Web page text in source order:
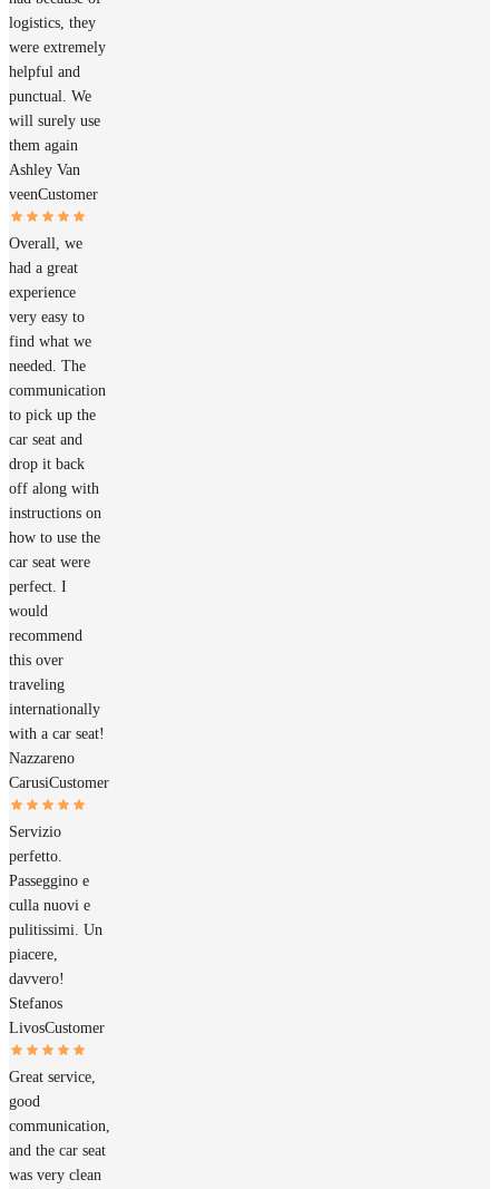
logistics, they
were extremely
helpful and
punctual. We
will surely use
them again
Ashley Van
veenCustomer
Overall, we
had a great
experience
very easy to
find what we
needed. The
communication
to pick up the
car seat and
drop it back
off along with
instructions on
how to use the
car seat were
perfect. I
would
recommend
this over
traveling
internationally
with a car seat!
Nazzareno
CarusiCustomer
Servizio
perfetto.
Passeggino e
culla nuovi e
pulitissimi. Un
piacere,
davvero!
Stefanos
LivosCustomer
Great service,
good
communication,
and the car seat
was very clean